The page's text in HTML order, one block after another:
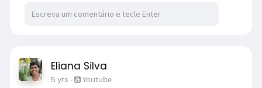
Eliana Silva
5 yrs - Youtube